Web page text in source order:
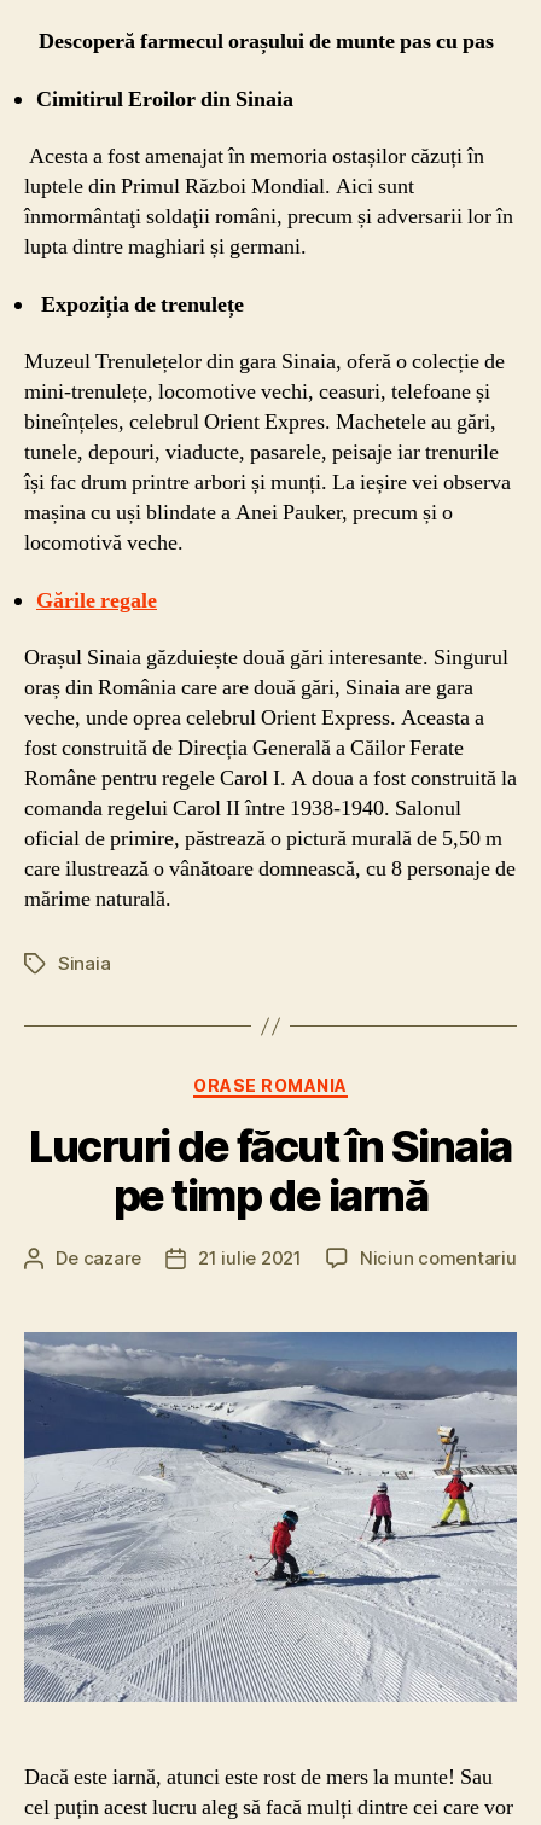
Descoperă farmecul orașului de munte pas cu pas
Cimitirul Eroilor din Sinaia
Acesta a fost amenajat în memoria ostașilor căzuți în
luptele din Primul Război Mondial. Aici sunt
înmormântaţi soldaţii români, precum și adversarii lor în
lupta dintre maghiari și germani.
Expoziția de trenulețe
Muzeul Trenulețelor din gara Sinaia, oferă o colecție de
mini-trenulețe, locomotive vechi, ceasuri, telefoane și
bineînțeles, celebrul Orient Expres. Machetele au gări,
tunele, depouri, viaducte, pasarele, peisaje iar trenurile
își fac drum printre arbori și munți. La ieșire vei observa
mașina cu uși blindate a Anei Pauker, precum și o
locomotivă veche.
Gările regale
Orașul Sinaia găzduiește două gări interesante. Singurul
oraș din România care are două gări, Sinaia are gara
veche, unde oprea celebrul Orient Express. Aceasta a
fost construită de Direcția Generală a Căilor Ferate
Române pentru regele Carol I. A doua a fost construită la
comanda regelui Carol II între 1938-1940. Salonul
oficial de primire, păstrează o pictură murală de 5,50 m
care ilustrează o vânătoare domnească, cu 8 personaje de
mărime naturală.
Etichete
Sinaia
Categorii
ORASE ROMANIA
Lucruri de făcut în Sinaia
pe timp de iarnă
Autor
De cazare
Dată21 iulie 2021 Niciun comentariula
de
Dacă este iarnă, atunci este rost de mers la munte! Sau
cel puțin acest lucru aleg să facă mulți dintre cei care vor